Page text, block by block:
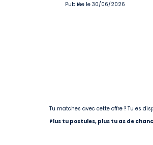
Publiée le 30/06/2026
Tu matches avec cette offre ? Tu es
Plus tu postules, plus tu as de